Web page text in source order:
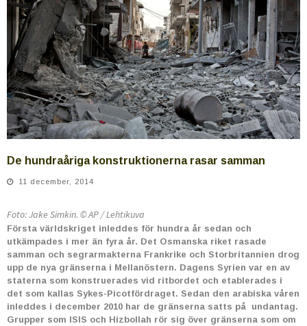
Finansialisering och förändring
De hundraåriga konstruktionerna rasar samman
11 december, 2014
Foto: Jake Simkin. © AP / Lehtikuva
Första världskriget inleddes för hundra år sedan och
utkämpades i mer än fyra år. Det Osmanska riket rasade
samman och segrarmakterna Frankrike och Storbritan­nien drog
upp de nya gränserna i Mellanöstern. Dagens Syrien var en av
staterna som konstruerades vid ritbordet och etablerades i
det som kallas Sykes-Picotfördraget. Sedan den arabiska våren
inleddes i december 2010 har de gränserna satts på undantag.
Grupper som ISIS och Hizbollah rör sig över gränserna som om